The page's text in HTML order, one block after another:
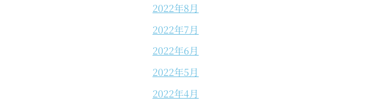
2022年8月
2022年7月
2022年6月
2022年5月
2022年4月